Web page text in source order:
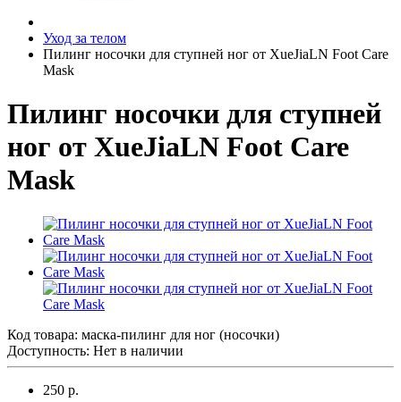
Уход за телом
Пилинг носочки для ступней ног от XueJiaLN Foot Care
Mask
Пилинг носочки для ступней
ног от XueJiaLN Foot Care
Mask
Код товара: маска-пилинг для ног (носочки)
Доступность: Нет в наличии
250 р.